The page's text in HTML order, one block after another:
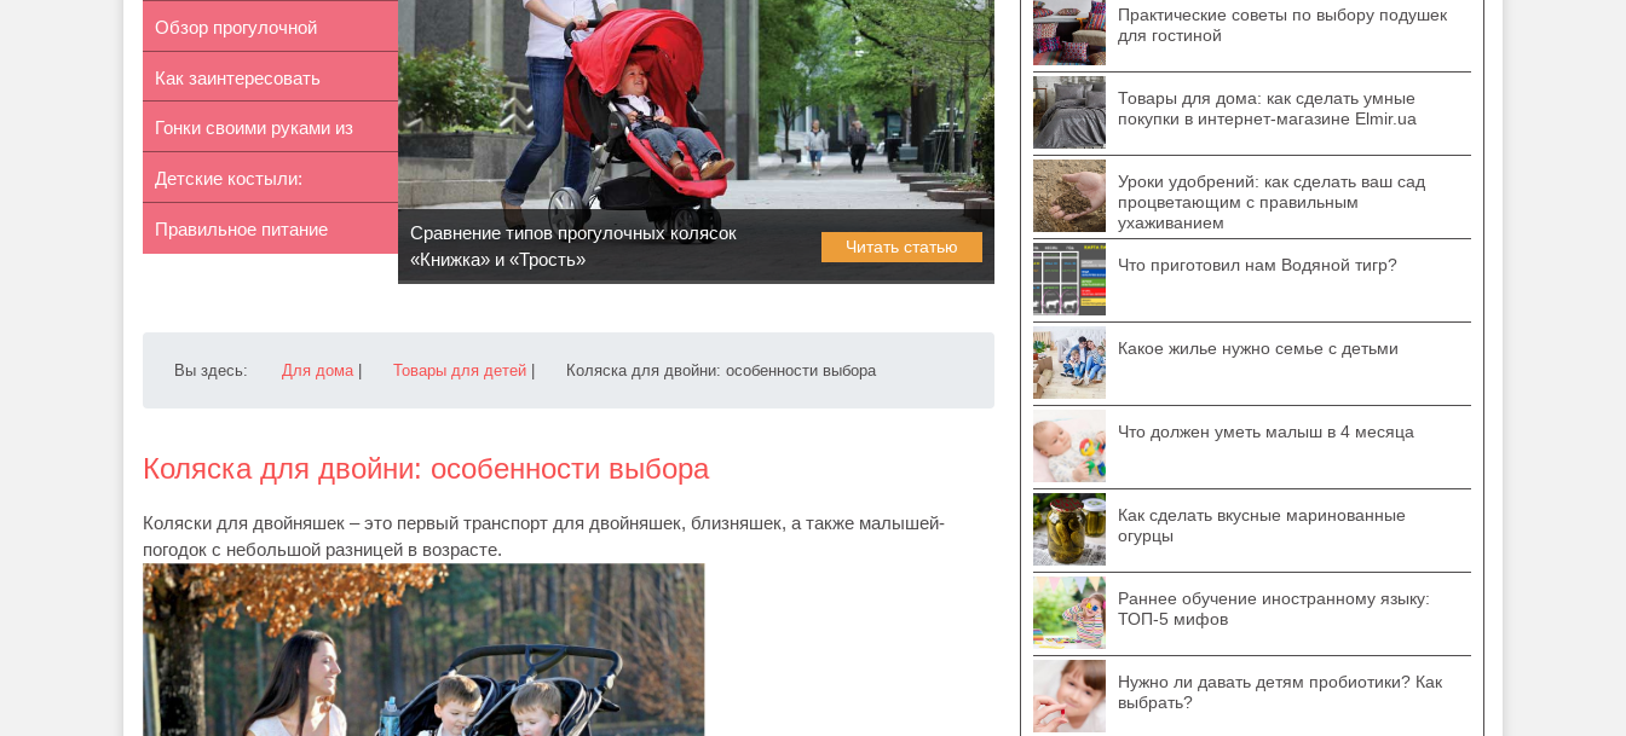
особенности...
Обзор прогулочной
коляски Peg-P...
Как заинтересовать
ребенка мате...
Гонки своими руками из
катушек
Детские костыли:
особенности вы...
Правильное питание
Сравнение типов прогулочных колясок
«Книжка» и «Трость»
Читать статью
Вы здесь: Для дома Товары для детей Коляска для двойни: особенности выбора
Коляска для двойни: особенности выбора
Коляски для двойняшек – это первый транспорт для двойняшек, близняшек, а также малышей-
погодок с небольшой разницей в возрасте.
Практические советы по выбору подушек
для гостиной
Товары для дома: как сделать умные
покупки в интернет-магазине Elmir.ua
Уроки удобрений: как сделать ваш сад
процветающим с правильным
ухаживанием
Что приготовил нам Водяной тигр?
Какое жилье нужно семье с детьми
Что должен уметь малыш в 4 месяца
Как сделать вкусные маринованные
огурцы
Раннее обучение иностранному языку:
ТОП-5 мифов
Нужно ли давать детям пробиотики? Как
выбрать?